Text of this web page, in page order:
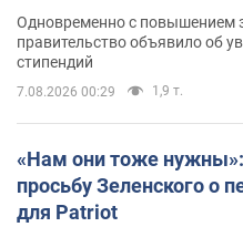
Одновременно с повышением
правительство объявило об
стипендий
7.08.2026 00:29 1,9 т.
«Нам они тоже
просьбу Зеленского о
для Patriot